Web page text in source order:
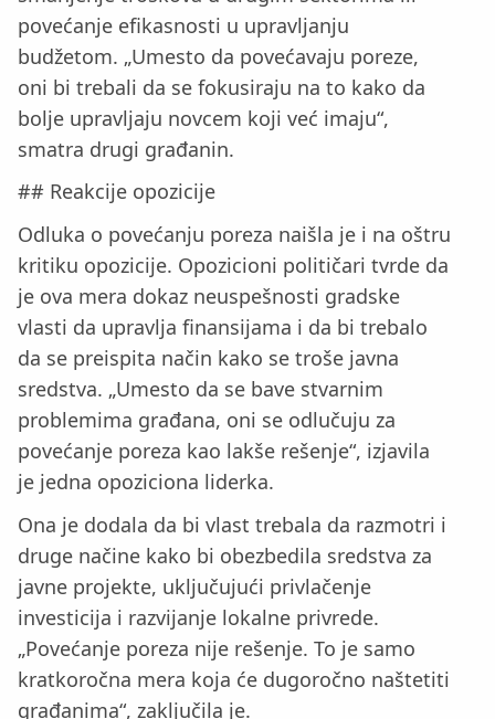
povećanje efikasnosti u upravljanju
budžetom. „Umesto da povećavaju poreze,
oni bi trebali da se fokusiraju na to kako da
bolje upravljaju novcem koji već imaju“,
smatra drugi građanin.
## Reakcije opozicije
Odluka o povećanju poreza naišla je i na oštru
kritiku opozicije. Opozicioni političari tvrde da
je ova mera dokaz neuspešnosti gradske
vlasti da upravlja finansijama i da bi trebalo
da se preispita način kako se troše javna
sredstva. „Umesto da se bave stvarnim
problemima građana, oni se odlučuju za
povećanje poreza kao lakše rešenje“, izjavila
je jedna opoziciona liderka.
Ona je dodala da bi vlast trebala da razmotri i
druge načine kako bi obezbedila sredstva za
javne projekte, uključujući privlačenje
investicija i razvijanje lokalne privrede.
„Povećanje poreza nije rešenje. To je samo
kratkoročna mera koja će dugoročno naštetiti
građanima“, zaključila je.